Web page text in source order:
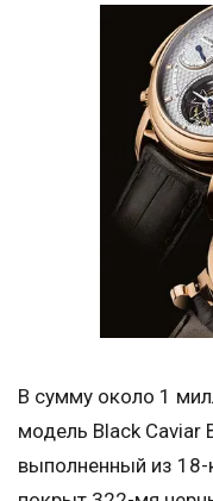
В сумму около 1
модель Black Caviar
выполненный из 18-